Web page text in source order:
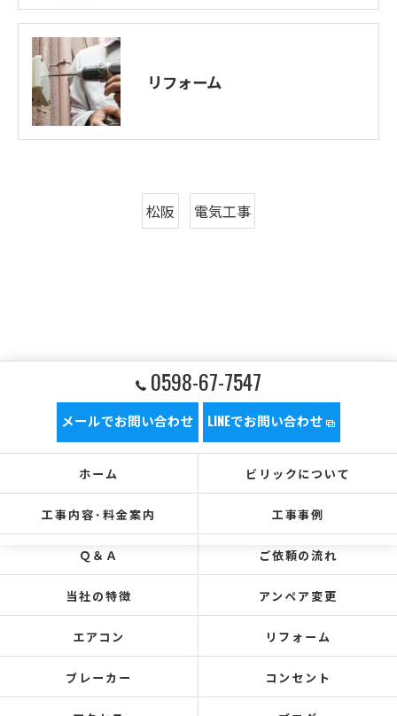
リフォーム
松阪 電気工事
0598-67-7547
メールでお問い合わせ LINEでお問い合わせ
ホーム ビリックについて
工事内容･料金案内 工事事例
Ｑ＆Ａ ご依頼の流れ
当社の特徴 アンペア変更
エアコン リフォーム
ブレーカー コンセント